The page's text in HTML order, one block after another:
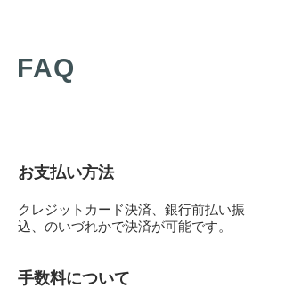
FAQ
お支払い方法
クレジットカード決済、銀行前払い振
込、のいづれかで決済が可能です。
手数料について